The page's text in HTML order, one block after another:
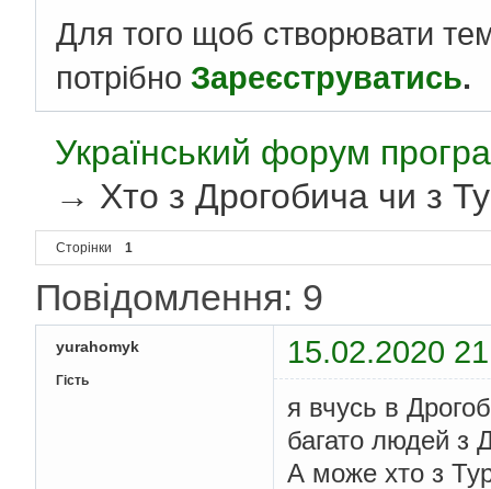
Для того щоб створювати
потрібно Зареєструватись.
Український форум
→ Хто з Дрогобича чи з
Сторінки 1
Повідомлення: 9
yurahomyk 15.02.2020
Гість
я вчусь в
багато людей з
А може хто з